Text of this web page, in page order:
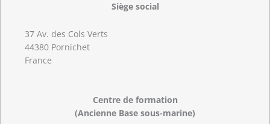
Siège social
37 Av. des Cols Verts
44380 Pornichet
France
Centre de formation
(Ancienne Base sous-marine)